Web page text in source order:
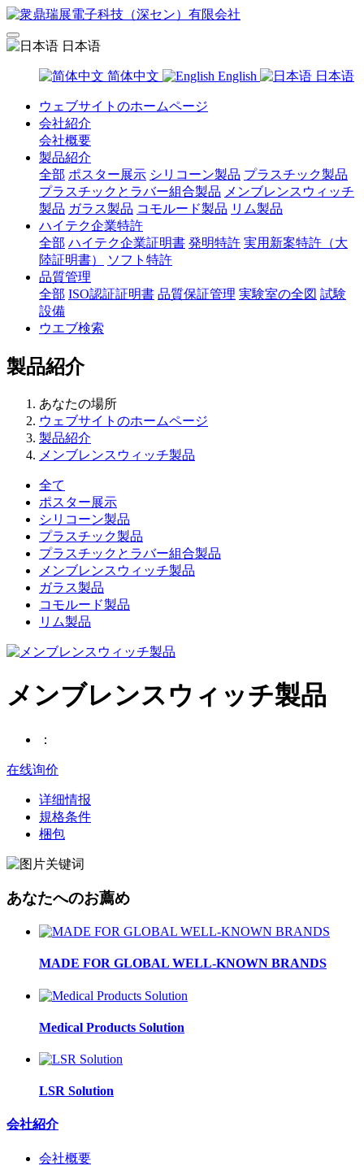
日本语
简体中文 English 日本语
ウェブサイトのホームページ
会社紹介
会社概要
製品紹介
全部 ポスター展示 シリコーン製品 プラスチック製品
プラスチックとラバー組合製品 メンブレンスウィッチ
製品 ガラス製品 コモルード製品 リム製品
ハイテク企業特許
全部 ハイテク企業証明書 発明特許 実用新案特許（大
陸証明書）
ソフト特許
品質管理
全部 ISO認証証明書 品質保証管理 実験室の全図 試験
設備
ウエブ検索
製品紹介
あなたの場所
ウェブサイトのホームページ
製品紹介
メンブレンスウィッチ製品
全て
ポスター展示
シリコーン製品
プラスチック製品
プラスチックとラバー組合製品
メンブレンスウィッチ製品
ガラス製品
コモルード製品
リム製品
メンブレンスウィッチ製品
：
在线询价
详细情报
規格条件
梱包
あなたへのお薦め
MADE FOR GLOBAL WELL-KNOWN BRANDS
Medical Products Solution
LSR Solution
会社紹介
会社概要